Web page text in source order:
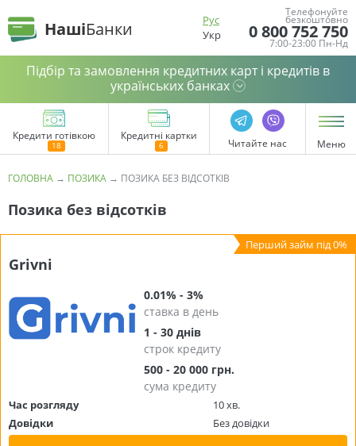
НашіБанки
Рус
Укр
Телефонуйте
безкоштовно
0 800 752 750
7:00-23:00 Пн-Нд
Підбір та замовлення кредитних карт і кредитів в
українських банках
Кредити готівкою Кредитні картки
Читайте нас Меню
ГОЛОВНА → ПОЗИКА → ПОЗИКА БЕЗ ВІДСОТКІВ
Позика без відсотків
Grivni
0.01% - 3%
ставка в день
1 - 30 днів
строк кредиту
500 - 20 000 грн.
сума кредиту
Час розгляду
10 хв.
Довідки
Без довідки